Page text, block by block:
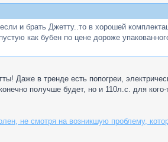
и брать Джетту..то в хорошей
как бубен по цене дороже
Даже в тренде есть попогреи,
получше будет, но и 110л.с. для кого-
не смотря на возникшую проблему,